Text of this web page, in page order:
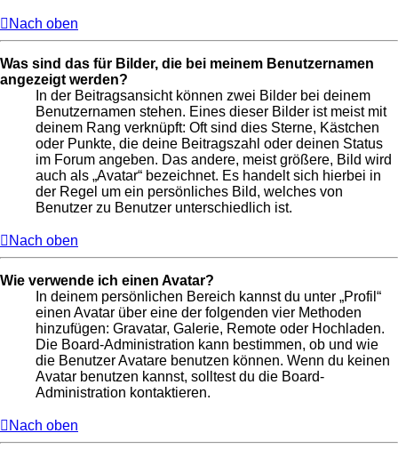
Nach oben
Was sind das für Bilder, die bei meinem Benutzernamen
angezeigt werden?
In der Beitragsansicht können zwei Bilder bei deinem
Benutzernamen stehen. Eines dieser Bilder ist meist mit
deinem Rang verknüpft: Oft sind dies Sterne, Kästchen
oder Punkte, die deine Beitragszahl oder deinen Status
im Forum angeben. Das andere, meist größere, Bild wird
auch als „Avatar“ bezeichnet. Es handelt sich hierbei in
der Regel um ein persönliches Bild, welches von
Benutzer zu Benutzer unterschiedlich ist.
Nach oben
Wie verwende ich einen Avatar?
In deinem persönlichen Bereich kannst du unter „Profil“
einen Avatar über eine der folgenden vier Methoden
hinzufügen: Gravatar, Galerie, Remote oder Hochladen.
Die Board-Administration kann bestimmen, ob und wie
die Benutzer Avatare benutzen können. Wenn du keinen
Avatar benutzen kannst, solltest du die Board-
Administration kontaktieren.
Nach oben